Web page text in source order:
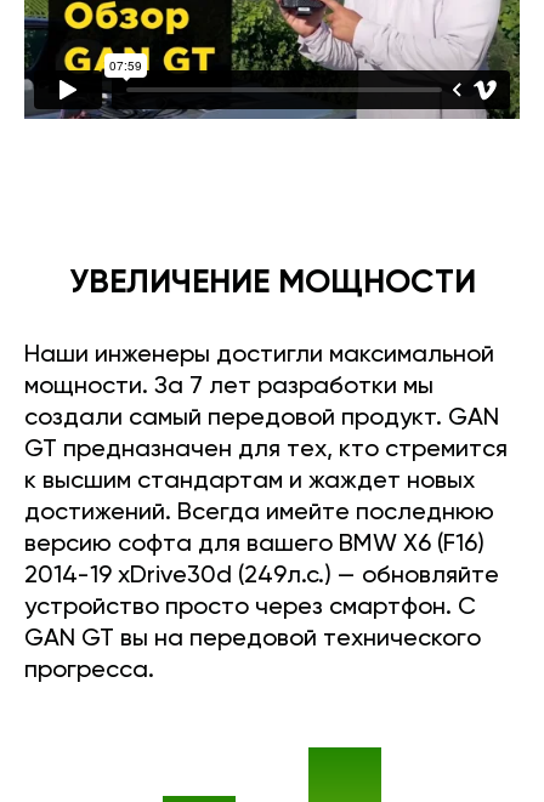
УВЕЛИЧЕНИЕ МОЩНОСТИ
Наши инженеры достигли максимальной
мощности. За 7 лет разработки мы
создали самый передовой продукт. GAN
GT предназначен для тех, кто стремится
к высшим стандартам и жаждет новых
достижений. Всегда имейте последнюю
версию софта для вашего BMW X6 (F16)
2014-19 xDrive30d (249л.с.) — обновляйте
устройство просто через смартфон. С
GAN GT вы на передовой технического
прогресса.